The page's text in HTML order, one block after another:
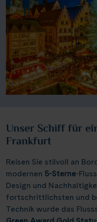
Unser Schiff für
Frankfurt
Reisen Sie stilvoll an
modernen 5-Sterne-
Design und
fortschrittlichsten und
Technik wurde das